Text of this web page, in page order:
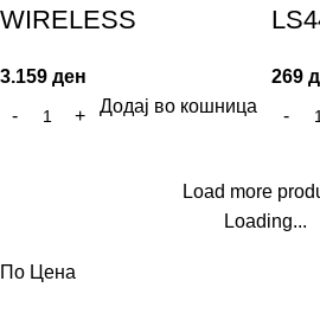
По Цена
WIRELESS
3.159 ден
Додај во кошница
269
Load more
Loading...